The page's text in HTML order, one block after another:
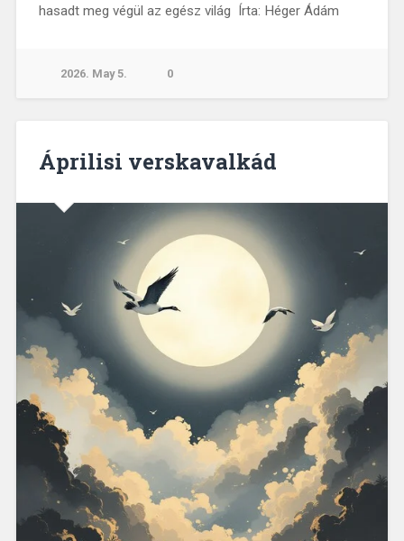
hasadt meg végül az egész világ Írta: Héger Ádám
2026. May 5. 0
Áprilisi verskavalkád